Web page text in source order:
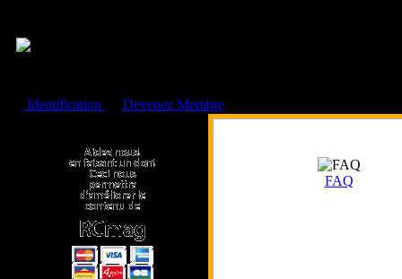
Identification
Devenez Membre
FAQ